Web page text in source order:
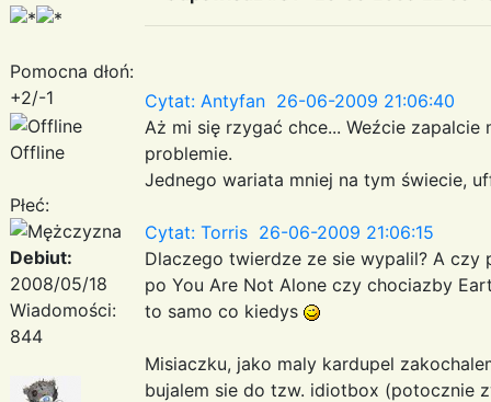
Pomocna dłoń:
+2/-1
Offline
Płeć:
Debiut:
2008/05/18
Wiadomości:
844
Cytat: Antyfan 26-06-2009 21:06:40
Aż mi się rzygać chce... Weźcie
problemie.
Jednego wariata mniej na tym świecie,
Cytat: Torris 26-06-2009 21:06:15
Dlaczego twierdze ze sie wypalil? A
po You Are Not Alone czy chociazby
to samo co kiedys
Misiaczku, jako maly kardupel
bujalem sie do tzw. idiotbox (potocznie